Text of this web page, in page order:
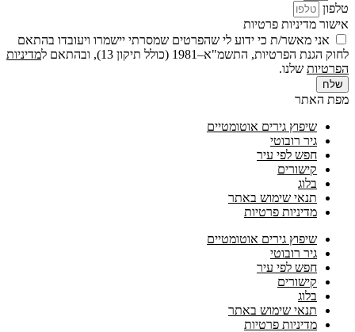
טלפון
אישור מדיניות פרטיות
אני מאשר/ת כי ידוע לי שהפרטים שמסרתי יישמרו ויעובדו בהתאם
לחוק הגנת הפרטיות, התשמ"א–1981 (כולל תיקון 13), ובהתאם ל
מדיניות
הפרטיות שלנו.
שלח
מפת האתר
שיפוץ גירים אוטומטיים
גיר רובוטי
חפש לפי עיר
קישורים
בלוג
תנאי שימוש באתר
מדיניות פרטיות
שיפוץ גירים אוטומטיים
גיר רובוטי
חפש לפי עיר
קישורים
בלוג
תנאי שימוש באתר
מדיניות פרטיות